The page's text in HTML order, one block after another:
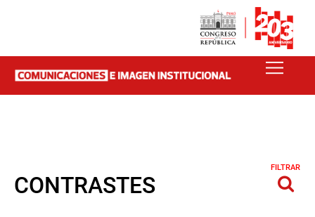
CONTRASTES
FILTRAR